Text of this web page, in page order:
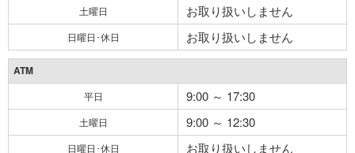
土曜日 お取り扱いしません
日曜日･休日 お取り扱いしません
ATM
平日 9:00 ～ 17:30
土曜日 9:00 ～ 12:30
日曜日･休日 お取り扱いしません